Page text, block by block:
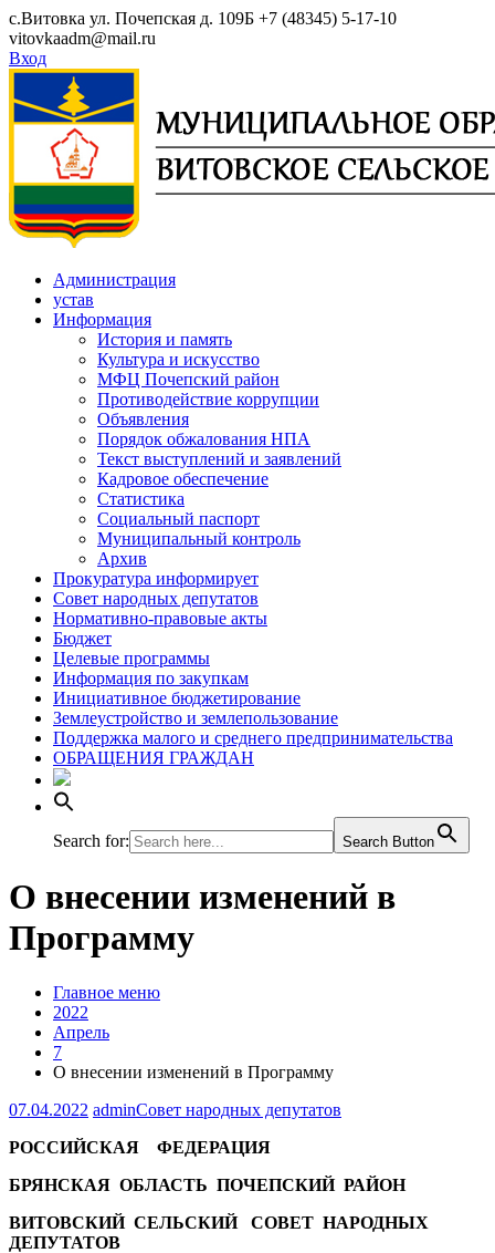
Skip
to
content
с.Витовка ул. Почепская д. 109Б +7 (48345) 5-17-10
vitovkaadm@mail.ru
Вход
Администрация
устав
Информация
История и память
Культура и искусство
МФЦ Почепский район
Противодействие коррупции
Объявления
Порядок обжалования НПА
Текст выступлений и заявлений
Кадровое обеспечение
Статистика
Социальный паспорт
Муниципальный контроль
Архив
Прокуратура информирует
Совет народных депутатов
Нормативно-правовые акты
Бюджет
Целевые программы
Информация по закупкам
Инициативное бюджетирование
Землеустройство и землепользование
Поддержка малого и среднего предпринимательства
ОБРАЩЕНИЯ ГРАЖДАН
Search for: Search Button
О внесении изменений в
Программу
Главное меню
2022
Апрель
7
О внесении изменений в Программу
07.04.2022 adminСовет народных депутатов
РОССИЙСКАЯ ФЕДЕРАЦИЯ
БРЯНСКАЯ ОБЛАСТЬ ПОЧЕПСКИЙ РАЙОН
ВИТОВСКИЙ СЕЛЬСКИЙ СОВЕТ НАРОДНЫХ
ДЕПУТАТОВ